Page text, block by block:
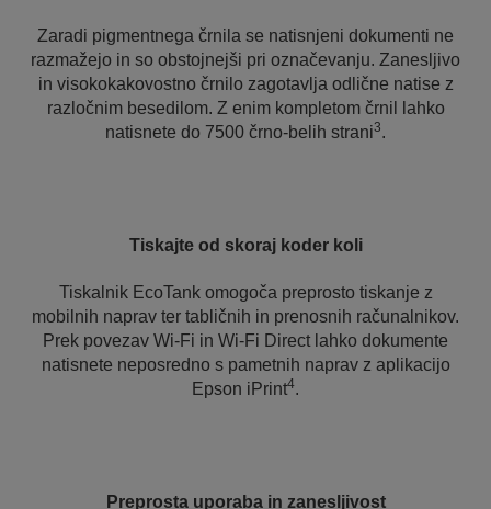
Zaradi pigmentnega črnila se natisnjeni dokumenti ne
razmažejo in so obstojnejši pri označevanju. Zanesljivo
in visokokakovostno črnilo zagotavlja odlične natise z
razločnim besedilom. Z enim kompletom črnil lahko
natisnete do 7500 črno-belih strani3.
Tiskajte od skoraj koder koli
Tiskalnik EcoTank omogoča preprosto tiskanje z
mobilnih naprav ter tabličnih in prenosnih računalnikov.
Prek povezav Wi-Fi in Wi-Fi Direct lahko dokumente
natisnete neposredno s pametnih naprav z aplikacijo
Epson iPrint4.
Preprosta uporaba in zanesljivost